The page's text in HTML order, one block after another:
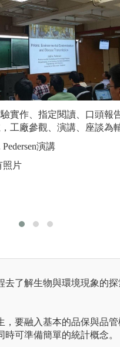
-術科之團隊合作
隊合作
實作、指定閱讀、口頭報
工廠參觀、演講、座談為輔
演講
照片
去了解生物與環境現象的
，要融入基本的品保與品
可準備簡單的統計概念。